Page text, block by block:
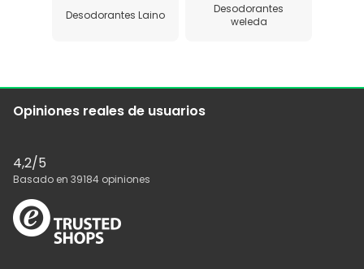
Desodorantes Laino
Desodorantes
weleda
Opiniones reales de usuarios
4,2/5
Basado en 39184 opiniones